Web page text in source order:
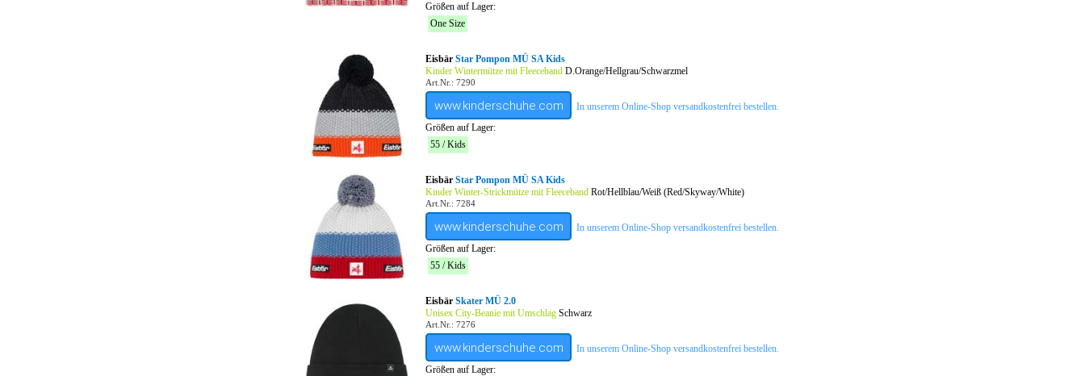
Größen auf Lager:
One Size
Eisbär Star Pompon MÜ SA Kids
Kinder Wintermütze mit Fleeceband D.Orange/Hellgrau/Schwarzmel
Art.Nr.: 7290
www.kinderschuhe.com
In unserem Online-Shop versandkostenfrei bestellen.
Größen auf Lager:
55 / Kids
Eisbär Star Pompon MÜ SA Kids
Kinder Winter-Strickmütze mit Fleeceband Rot/Hellblau/Weiß (Red/Skyway/White)
Art.Nr.: 7284
www.kinderschuhe.com
In unserem Online-Shop versandkostenfrei bestellen.
Größen auf Lager:
55 / Kids
Eisbär Skater MÜ 2.0
Unisex City-Beanie mit Umschlag Schwarz
Art.Nr.: 7276
www.kinderschuhe.com
In unserem Online-Shop versandkostenfrei bestellen.
Größen auf Lager: